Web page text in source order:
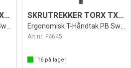
SKRUTREKKER TORX TX20 SWISS 407 SKRUTREKKER TORX TX15 SWISS 407
Art.nr: F4645
16 på lager